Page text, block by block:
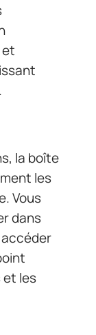
et
la boîte
les
Vous
dans
accéder
et les